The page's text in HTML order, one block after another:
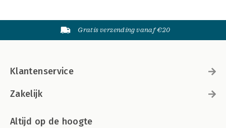
Gratis verzending vanaf €20
Klantenservice
Zakelijk
Altijd op de hoogte